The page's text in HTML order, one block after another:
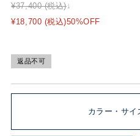
¥37,400 (税込)
¥18,700 (税込)50%OFF
返品不可
カラー・サイ